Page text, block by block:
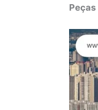
Peças